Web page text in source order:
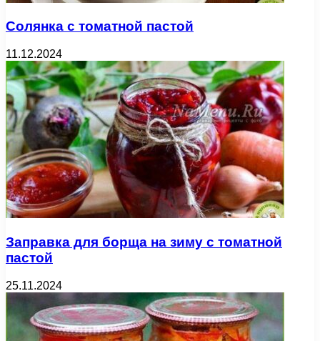
Солянка с томатной пастой
11.12.2024
Заправка для борща на зиму с томатной
пастой
25.11.2024